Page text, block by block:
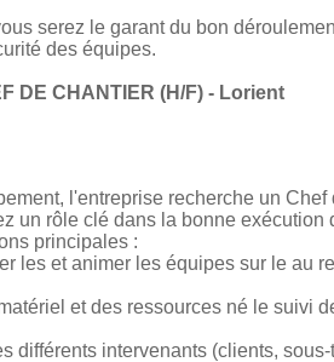
serez le garant du bon
des équipes.
DE CHANTIER (H/F) - Lorient
l'entreprise recherche un
un rôle clé dans la bonne
principales :
les et animer les équipes sur le au
et des ressources né le suivi
différents intervenants (clients,